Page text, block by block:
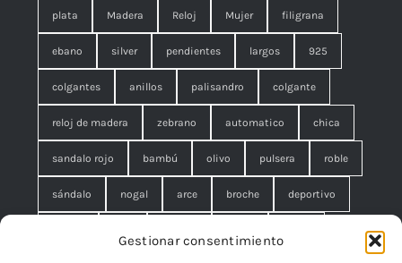
Gestionar consentimiento
plata Madera Reloj Mujer filigrana
ebano silver pendientes largos 925
colgantes anillos palisandro colgante
reloj de madera zebrano automatico chica
sandalo rojo bambú olivo pulsera roble
sándalo nogal arce broche deportivo